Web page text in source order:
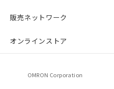
販売ネットワーク
オンラインストア
OMRON Corporation